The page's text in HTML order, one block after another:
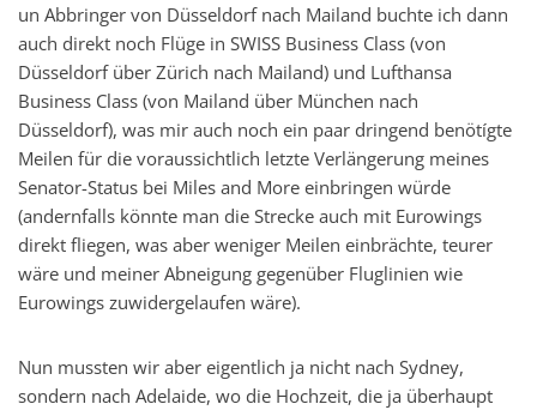
un Abbringer von Düsseldorf nach Mailand buchte ich dann
auch direkt noch Flüge in SWISS Business Class (von
Düsseldorf über Zürich nach Mailand) und Lufthansa
Business Class (von Mailand über München nach
Düsseldorf), was mir auch noch ein paar dringend benötígte
Meilen für die voraussichtlich letzte Verlängerung meines
Senator-Status bei Miles and More einbringen würde
(andernfalls könnte man die Strecke auch mit Eurowings
direkt fliegen, was aber weniger Meilen einbrächte, teurer
wäre und meiner Abneigung gegenüber Fluglinien wie
Eurowings zuwidergelaufen wäre).
Nun mussten wir aber eigentlich ja nicht nach Sydney,
sondern nach Adelaide, wo die Hochzeit, die ja überhaupt